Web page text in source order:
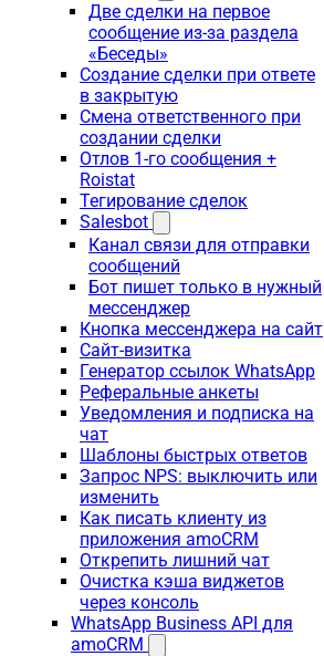
Две сделки на первое
сообщение из-за раздела
«Беседы»
Создание сделки при ответе
в закрытую
Смена ответственного при
создании сделки
Отлов 1-го сообщения +
Roistat
Тегирование сделок
Salesbot
Канал связи для отправки
сообщений
Бот пишет только в нужный
мессенджер
Кнопка мессенджера на сайт
Сайт-визитка
Генератор ссылок WhatsApp
Реферальные анкеты
Уведомления и подписка на
чат
Шаблоны быстрых ответов
Запрос NPS: выключить или
изменить
Как писать клиенту из
приложения amoCRM
Открепить лишний чат
Очистка кэша виджетов
через консоль
WhatsApp Business API для
amoCRM